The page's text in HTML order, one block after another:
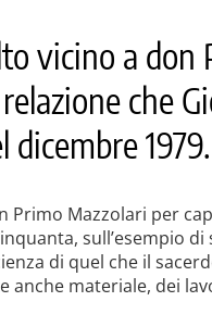
vicino a don
che
1979.
Primo Mazzolari per
sull’esempio
di quel che il
anche materiale, dei